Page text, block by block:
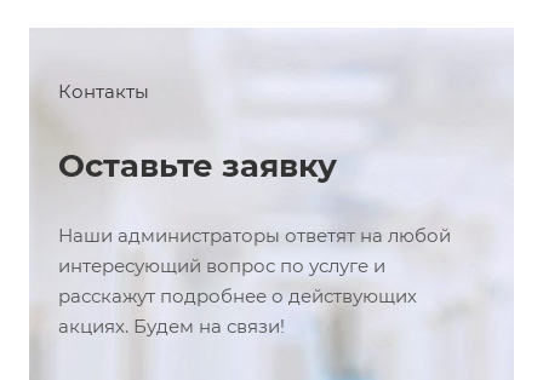
Контакты
Оставьте заявку
Наши администраторы ответят на любой
интересующий вопрос по услуге и
расскажут подробнее о действующих
акциях. Будем на связи!